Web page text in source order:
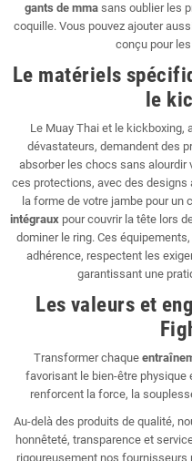
gants de mmasans oublier les
coquille. Vous pouvez ajouter
conçu pour
Le matériels
le
Le Muay Thai et le kickboxing,
dévastateurs, demandent des
absorber les chocs sans alourdir
ces protections, avec des
la forme de votre jambe pour un
intégrauxpour couvrir la tête lors
dominer le ring. Ces
adhérence, respectent les
garantissant une
Les valeurs et
Transformer chaque
favorisant le bien-être
renforcent la force, la
Au-delà des produits de qualité,
honnêteté, transparence et
rigoureusement nos fournisseurs